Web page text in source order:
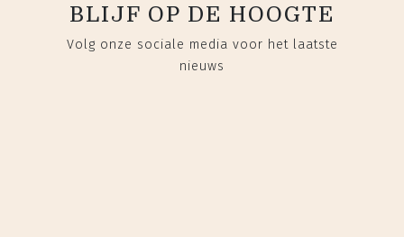
BLIJF OP DE HOOGTE
Volg onze sociale media voor het laatste
nieuws